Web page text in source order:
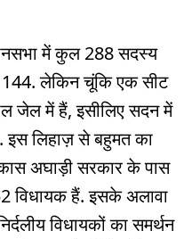
में कुल 288 सदस्य
लेकिन चूंकि एक सीट
जेल में हैं, इसीलिए सदन में
इस लिहाज़ से बहुमत का
अघाड़ी सरकार के पास
विधायक हैं. इसके अलावा
विधायकों का समर्थन